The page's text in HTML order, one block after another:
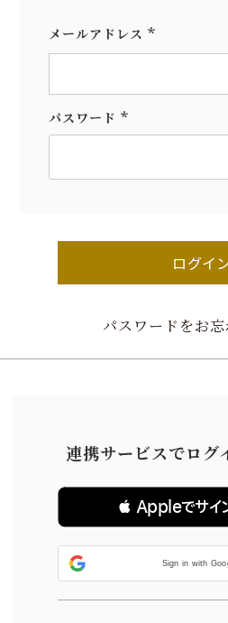
メールアドレス
須)
パスワード
ログイ
パスワードをお忘
連携サービスでログ
 Appleでサイ
Sign in with